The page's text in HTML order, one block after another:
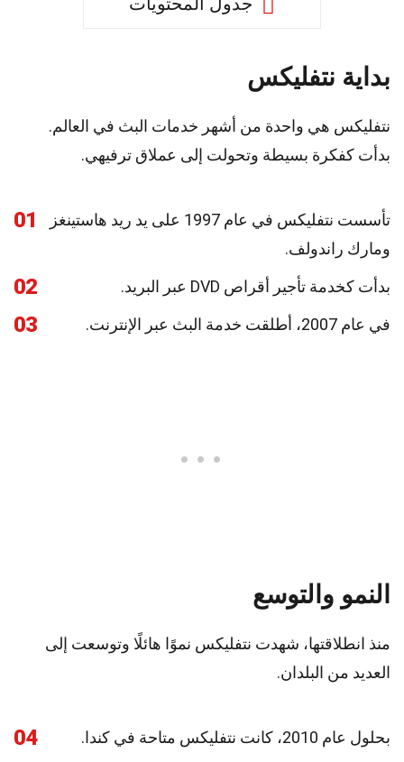
بداية نتفليكس
نتفليكس هي واحدة من أشهر خدمات البث في العالم.
بدأت كفكرة بسيطة وتحولت إلى عملاق ترفيهي.
01
تأسست نتفليكس في عام 1997 على يد ريد هاستينغز
ومارك راندولف.
02 بدأت كخدمة تأجير أقراص DVD عبر البريد.
03 في عام 2007، أطلقت خدمة البث عبر الإنترنت.
النمو والتوسع
منذ انطلاقتها، شهدت نتفليكس نموًا هائلًا وتوسعت إلى
العديد من البلدان.
04 بحلول عام 2010، كانت نتفليكس متاحة في كندا.